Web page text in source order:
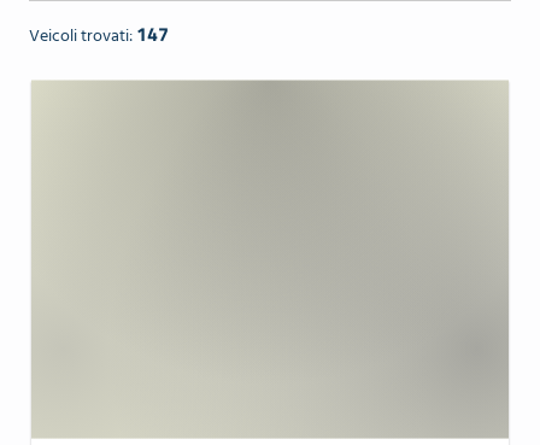
Veicoli trovati:147